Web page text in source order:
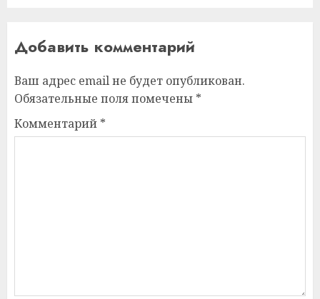
Добавить комментарий
Ваш адрес email не будет опубликован.
Обязательные поля помечены *
Комментарий *